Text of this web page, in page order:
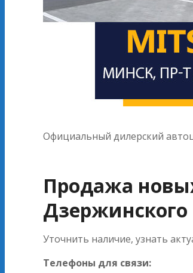
Официальный дилерский
Продажа
Дзержинского
Уточнить наличие, узнать
Телефоны для связи: